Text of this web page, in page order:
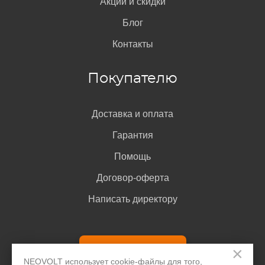
×
NEOVOLT использует cookie-файлы для того,
Сам код обычно указан на коробке от телефона HTC,
в документах, его можно узнать при наборе
настроек в разделе «О телефоне».
Название модели телефона HTC иногда наносится в
нижней части задней крышки. Если крышка съёмная,
Блог
Контакты
Покупателю
Доставка и оплата
Гарантия
Помощь
Договор-оферта
Написать директору